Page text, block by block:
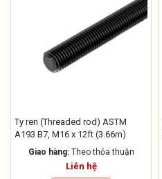
Ty ren (Threaded rod) ASTM
A193 B7, M16 x 12ft (3.66m)
Giao hàng: Theo thỏa thuận
Liên hệ